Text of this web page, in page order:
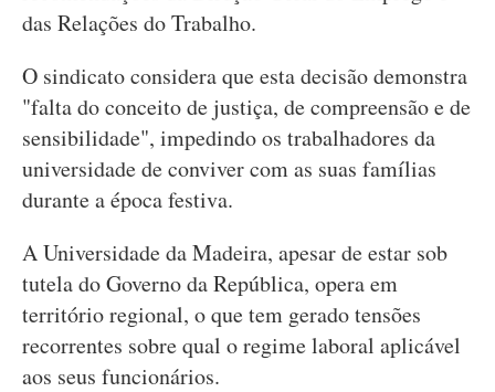
das Relações do Trabalho.
O sindicato considera que esta decisão demonstra
"falta do conceito de justiça, de compreensão e de
sensibilidade", impedindo os trabalhadores da
universidade de conviver com as suas famílias
durante a época festiva.
A Universidade da Madeira, apesar de estar sob
tutela do Governo da República, opera em
território regional, o que tem gerado tensões
recorrentes sobre qual o regime laboral aplicável
aos seus funcionários.